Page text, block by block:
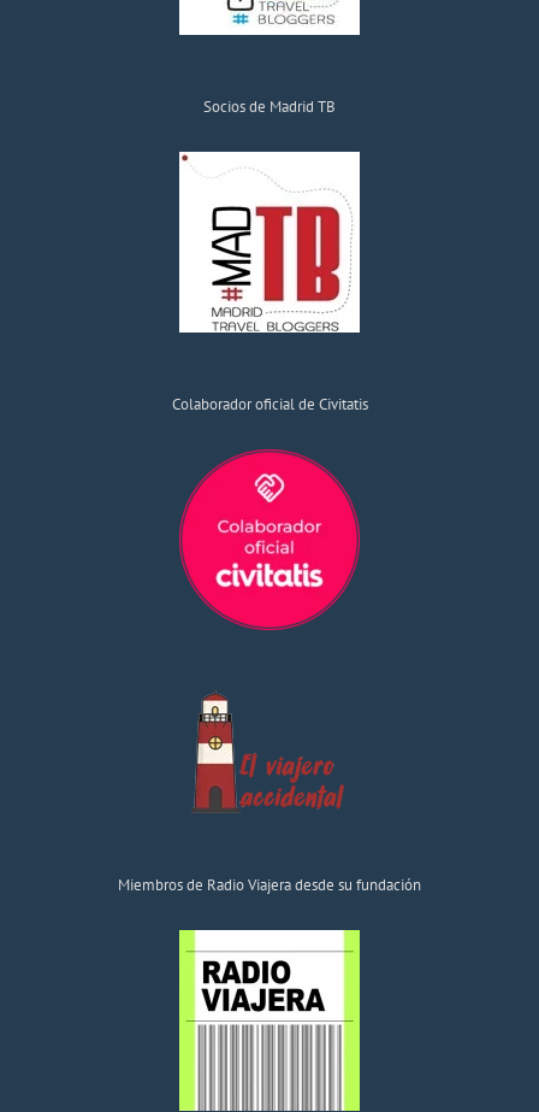
Socios de Madrid TB
Colaborador oficial de Civitatis
Miembros de Radio Viajera desde su fundación